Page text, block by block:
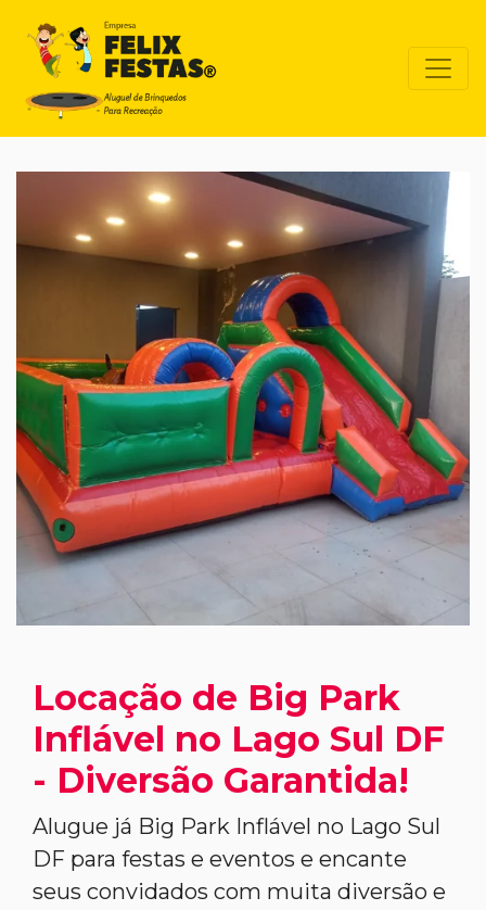
Locação de Big Park
Inflável no Lago Sul DF
- Diversão Garantida!
Alugue já Big Park Inflável no Lago Sul
DF para festas e eventos e encante
seus convidados com muita diversão e